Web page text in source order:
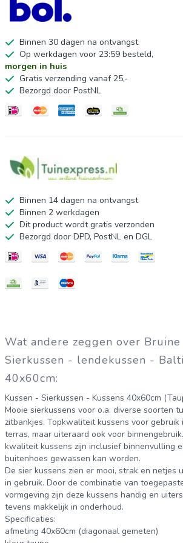
Binnen 30 dagen na ontvangst
Op werkdagen voor 23:59 besteld,
morgen in huis
Gratis verzending vanaf 25,-
Bezorgd door PostNL
Binnen 14 dagen na ontvangst
Binnen 2 werkdagen
Dit product wordt gratis verzonden
Bezorgd door DPD, PostNL en DGL
Wat andere zeggen over
Sierkussen - lendekussen -
40x60cm:
Kussen - Sierkussen - Kussens 40x60cm
Mooie sierkussens voor o.a. diverse soorten
zitbankjes. Topkwaliteit kussens voor
terras, maar uiteraard ook voor
kwaliteit kussens zijn inclusief binnenvulling
buitenhoes gewassen kan worden.
De sier kussens zien er mooi, strak en netjes
in gebruik. Door de combinatie van
vormgeving zijn deze kussens handig en
tevens makkelijk in onderhoud.
Specificaties:
afmeting 40x60cm (diagonaal gemeten)